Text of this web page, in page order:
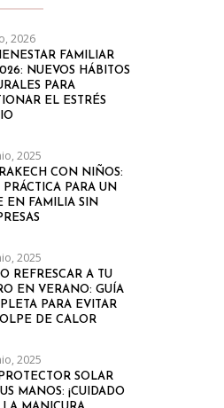
2026
FAMILIAR
NUEVOS HÁBITOS
PARA
EL ESTRÉS
2025
CON NIÑOS:
PRÁCTICA PARA UN
EN FAMILIA SIN
2025
REFRESCAR A TU
EN VERANO: GUÍA
PARA EVITAR
DE CALOR
2025
SOLAR
MANOS: ¡CUIDADO